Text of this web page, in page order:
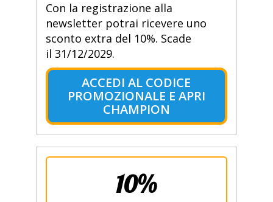
Con la registrazione alla
newsletter potrai ricevere uno
sconto extra del 10%. Scade
il 31/12/2029.
ACCEDI AL CODICE
PROMOZIONALE E APRI
CHAMPION
10%